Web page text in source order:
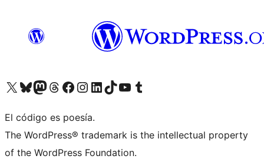
Visitá nuestra cuenta de X (anteriormente Twitter)
Visitá nuestra cuenta de Bluesky
Visitá nuestra cuenta de Mastodon
Visitá nuestra cuenta de Threads
Visitá nuestra página de Facebook
Visitá nuestra cuenta de Instagram
Visitá nuestra cuenta de LinkedIn
Visitá nuestra cuenta de TikTok
Visitá nuestro canal de YouTube
Visitá nuestra cuenta de Tumblr
El código es poesía.
The WordPress® trademark is the intellectual property
of the WordPress Foundation.